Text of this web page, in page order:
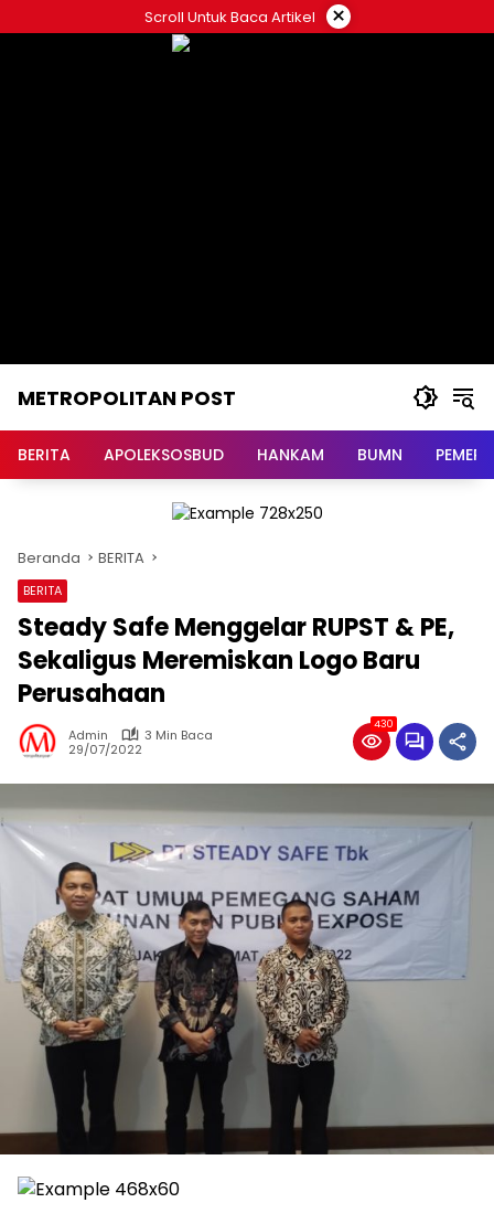
ke
Scroll Untuk Baca Artikel ×
METROPOLITAN POST
BERITA APOLEKSOSBUD HANKAM BUMN
Beranda BERITA
BERITA
Steady Safe Menggelar RUPST & PE,
Sekaligus Meremiskan Logo Baru
Perusahaan
Admin
3 Min Baca
29/07/2022
430